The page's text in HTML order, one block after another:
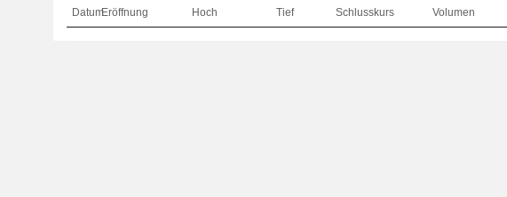
DatumEröffnung Hoch Tief Schlusskurs Volumen